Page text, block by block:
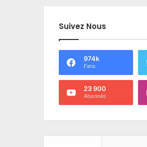
Suivez Nous
974k
Fans
23 900
Abonnés